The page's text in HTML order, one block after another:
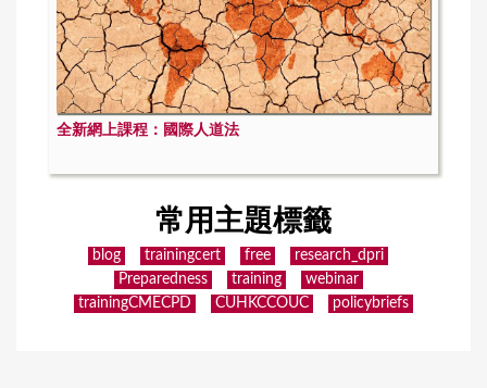
全新網上課程：國際人道法
常用主題標籤
blog trainingcert free
research_dpri
Preparedness
training
webinar
trainingCMECPD
CUHKCCOUC policybriefs